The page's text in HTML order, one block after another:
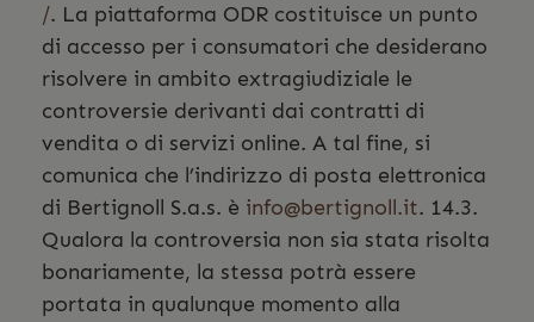
/. La piattaforma ODR costituisce un punto
di accesso per i consumatori che desiderano
risolvere in ambito extragiudiziale le
controversie derivanti dai contratti di
vendita o di servizi online. A tal fine, si
comunica che l’indirizzo di posta elettronica
di Bertignoll S.a.s. è info@bertignoll.it. 14.3.
Qualora la controversia non sia stata risolta
bonariamente, la stessa potrà essere
portata in qualunque momento alla